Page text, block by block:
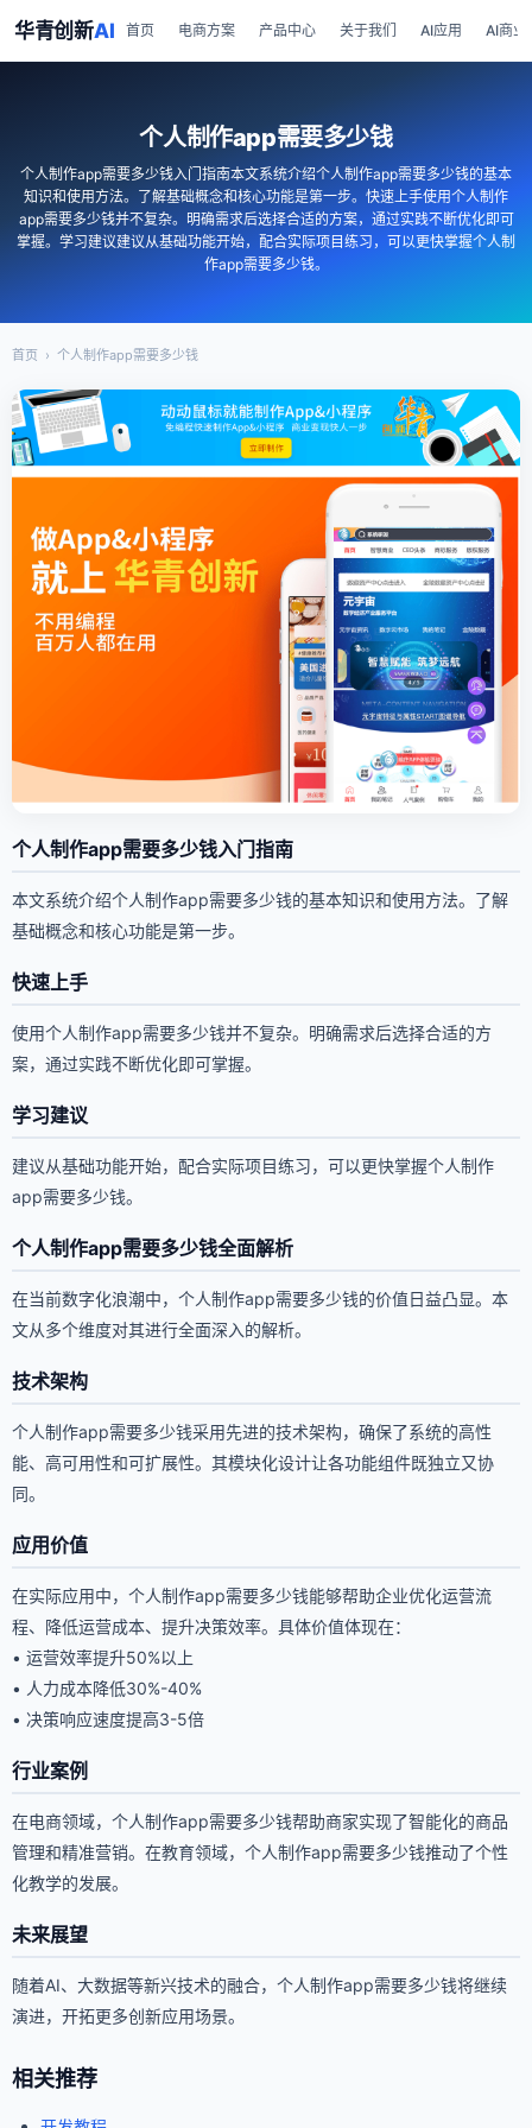
华青创新AI 首页 电商方案 产品中心 关于我们 AI应用 AI商业
个人制作app需要多少钱
个人制作app需要多少钱入门指南本文系统介绍个人制作app需要多少钱的基本
知识和使用方法。了解基础概念和核心功能是第一步。快速上手使用个人制作
app需要多少钱并不复杂。明确需求后选择合适的方案，通过实践不断优化即可
掌握。学习建议建议从基础功能开始，配合实际项目练习，可以更快掌握个人制
作app需要多少钱。
首页 › 个人制作app需要多少钱
个人制作app需要多少钱入门指南
本文系统介绍个人制作app需要多少钱的基本知识和使用方法。了解
基础概念和核心功能是第一步。
快速上手
使用个人制作app需要多少钱并不复杂。明确需求后选择合适的方
案，通过实践不断优化即可掌握。
学习建议
建议从基础功能开始，配合实际项目练习，可以更快掌握个人制作
app需要多少钱。
个人制作app需要多少钱全面解析
在当前数字化浪潮中，个人制作app需要多少钱的价值日益凸显。本
文从多个维度对其进行全面深入的解析。
技术架构
个人制作app需要多少钱采用先进的技术架构，确保了系统的高性
能、高可用性和可扩展性。其模块化设计让各功能组件既独立又协
同。
应用价值
在实际应用中，个人制作app需要多少钱能够帮助企业优化运营流
程、降低运营成本、提升决策效率。具体价值体现在：
• 运营效率提升50%以上
• 人力成本降低30%-40%
• 决策响应速度提高3-5倍
行业案例
在电商领域，个人制作app需要多少钱帮助商家实现了智能化的商品
管理和精准营销。在教育领域，个人制作app需要多少钱推动了个性
化教学的发展。
未来展望
随着AI、大数据等新兴技术的融合，个人制作app需要多少钱将继续
演进，开拓更多创新应用场景。
相关推荐